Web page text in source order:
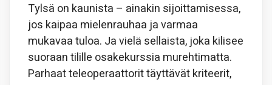
Tylsä on kaunista – ainakin sijoittamisessa,
jos kaipaa mielenrauhaa ja varmaa
mukavaa tuloa. Ja vielä sellaista, joka kilisee
suoraan tilille osakekurssia murehtimatta.
Parhaat teleoperaattorit täyttävät kriteerit,